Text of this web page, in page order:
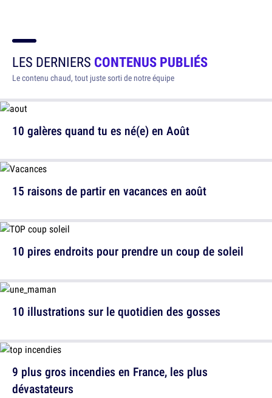
LES DERNIERS CONTENUS PUBLIÉS
Le contenu chaud, tout juste sorti de notre équipe
10 galères quand tu es né(e) en Août
10 pires endroits pour prendre un coup de soleil
9 plus gros incendies en France, les plus
dévastateurs
15 raisons de partir en vacances en août
10 illustrations sur le quotidien des gosses